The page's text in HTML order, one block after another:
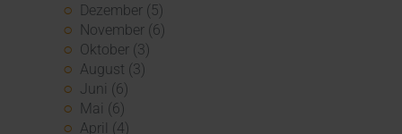
Dezember (5)
November (6)
Oktober (3)
August (3)
Juni (6)
Mai (6)
April (4)